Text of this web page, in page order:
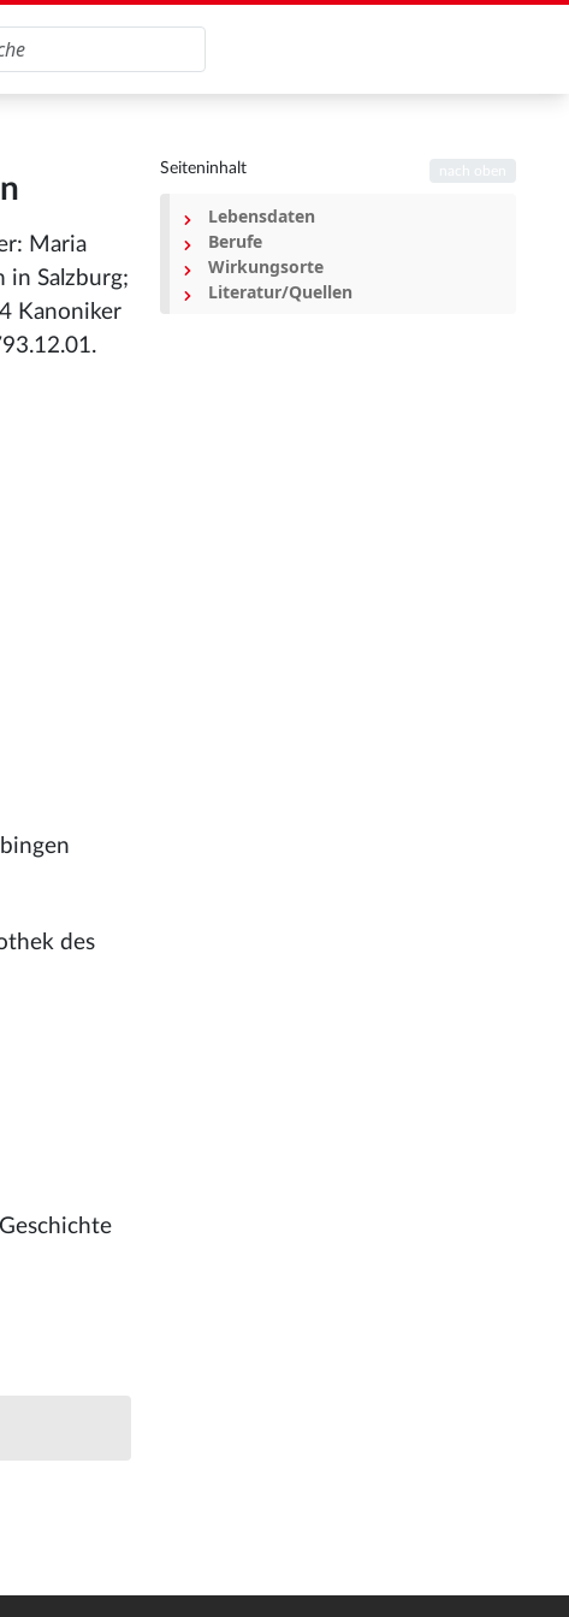
Maria
in Salzburg;
Kanoniker
des
Seiteninhalt
Lebensdaten
Berufe
Wirkungsorte
Literatur/Quellen